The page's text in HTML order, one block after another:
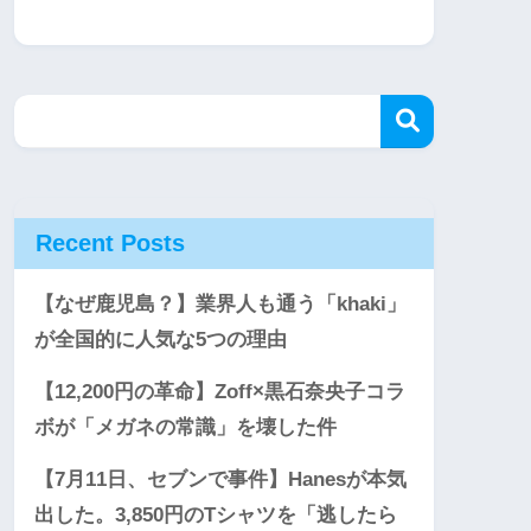
Recent Posts
【なぜ鹿児島？】業界人も通う「khaki」
が全国的に人気な5つの理由
【12,200円の革命】Zoff×黒石奈央子コラ
ボが「メガネの常識」を壊した件
【7月11日、セブンで事件】Hanesが本気
出した。3,850円のTシャツを「逃したら